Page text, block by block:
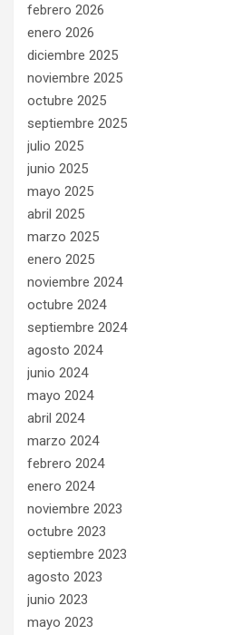
febrero 2026
enero 2026
diciembre 2025
noviembre 2025
octubre 2025
septiembre 2025
julio 2025
junio 2025
mayo 2025
abril 2025
marzo 2025
enero 2025
noviembre 2024
octubre 2024
septiembre 2024
agosto 2024
junio 2024
mayo 2024
abril 2024
marzo 2024
febrero 2024
enero 2024
noviembre 2023
octubre 2023
septiembre 2023
agosto 2023
junio 2023
mayo 2023